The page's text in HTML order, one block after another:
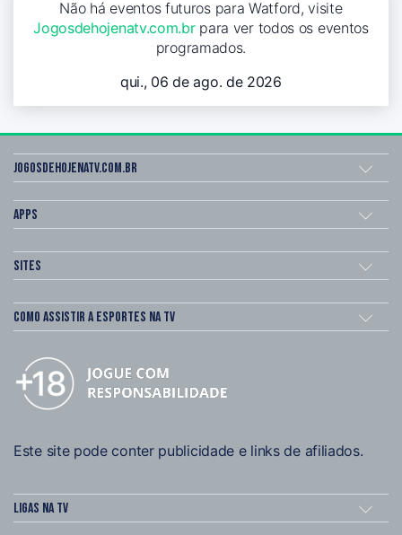
Não há eventos futuros para Watford, visite
Jogosdehojenatv.com.brpara ver todos os eventos
programados.
qui., 06 de ago. de 2026
Jogosdehojenatv.com.br
Apps
Sites
Como assistir a esportes na TV
Este site pode conter publicidade e links de afiliados.
Ligas na TV